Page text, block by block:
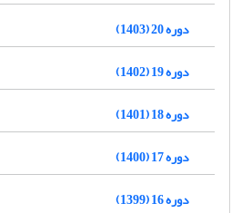
دوره 20 (1403)
دوره 19 (1402)
دوره 18 (1401)
دوره 17 (1400)
دوره 16 (1399)